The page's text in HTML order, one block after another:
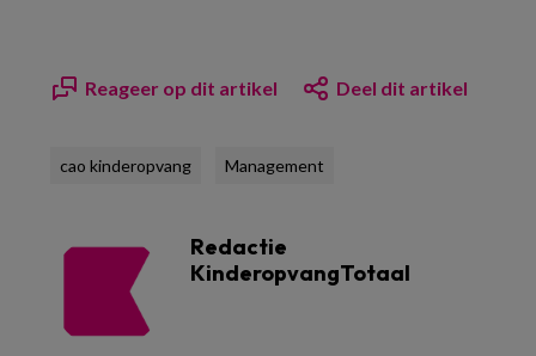
Reageer op dit artikel Deel dit artikel
cao kinderopvang Management
Redactie
KinderopvangTotaal